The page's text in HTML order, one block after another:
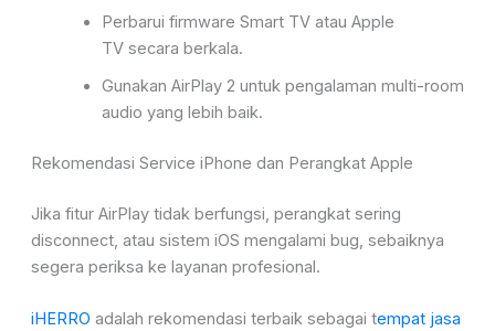
Perbarui firmware Smart TV atau Apple
TVsecara berkala.
Gunakan AirPlay 2 untuk pengalaman multi-room
audio yang lebih baik.
Rekomendasi Service iPhone dan Perangkat Apple
Jika fitur AirPlay tidak berfungsi, perangkat sering
disconnect, atau sistem iOS mengalami bug, sebaiknya
segera periksa ke layanan profesional.
iHERRO adalah rekomendasi terbaik sebagai tempat jasa